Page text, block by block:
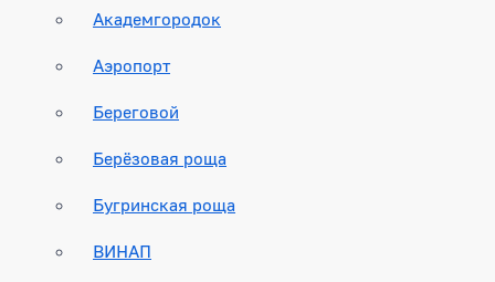
Академгородок
Аэропорт
Береговой
Берёзовая роща
Бугринская роща
ВИНАП